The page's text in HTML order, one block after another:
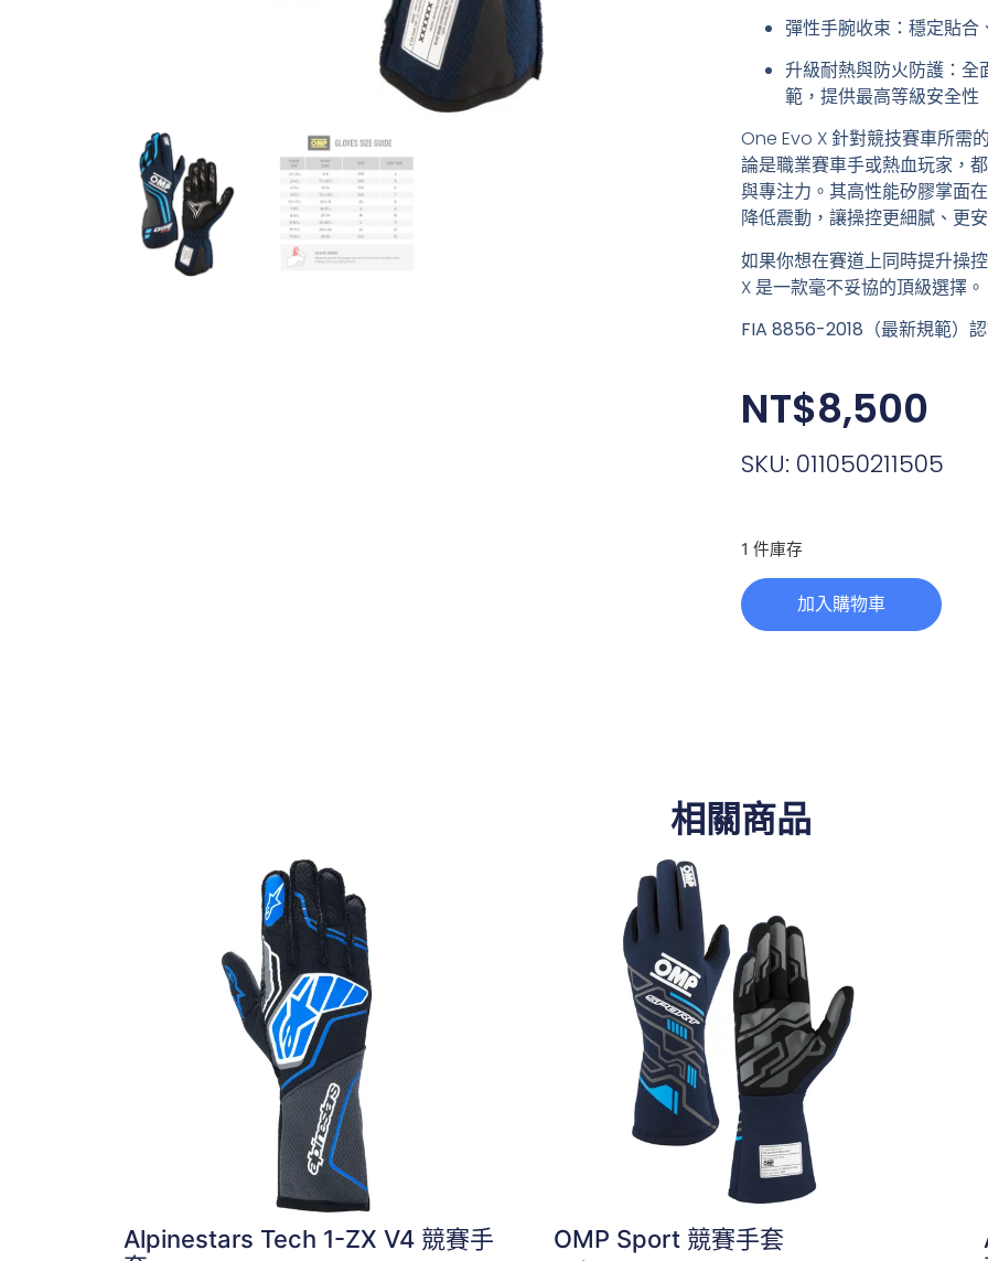
彈性手腕收束 ：穩定貼
升級耐熱與防火防護 ：
範，提供最高等級安全性
One Evo X 針對競技賽車所需
論是職業賽車手或熱血玩家，
與專注力。其高性能矽膠掌面
降低震動，讓操控更細膩、更
如果你想在賽道上同時提升操
X 是一款毫不妥協的頂級選擇。
FIA 8856-2018（最新規範）
NT$8,500
SKU: 011050211505
1 件庫存
加入購物車
相關商品
Alpinestars Tech 1-ZX V4 競賽手
OMP Sport 競賽手套